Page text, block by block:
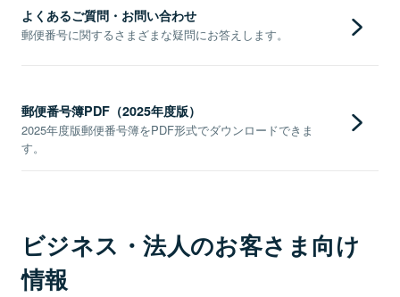
よくあるご質問・お問い合わせ
郵便番号に関するさまざまな疑問にお答えします。
郵便番号簿PDF（2025年度版）
2025年度版郵便番号簿をPDF形式でダウンロードできま
す。
ビジネス・法人のお客さま向け
情報